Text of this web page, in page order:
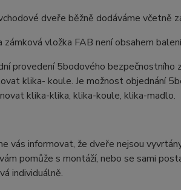
dveře běžně dodáváme včetně
zámková vložka FAB není obsahem
provedení 5bodového bezpečnostního
klika- koule. Je možnost objednání
klika-klika, klika-koule, klika-madlo.
vás informovat, že dveře nejsou
pomůže s montáží, nebo se sami
individuálně.